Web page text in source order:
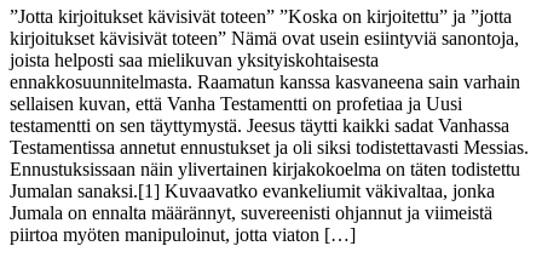
”Jotta kirjoitukset kävisivät toteen” ”Koska on kirjoitettu” ja ”jotta
kirjoitukset kävisivät toteen” Nämä ovat usein esiintyviä sanontoja,
joista helposti saa mielikuvan yksityiskohtaisesta
ennakkosuunnitelmasta. Raamatun kanssa kasvaneena sain varhain
sellaisen kuvan, että Vanha Testamentti on profetiaa ja Uusi
testamentti on sen täyttymystä. Jeesus täytti kaikki sadat Vanhassa
Testamentissa annetut ennustukset ja oli siksi todistettavasti Messias.
Ennustuksissaan näin ylivertainen kirjakokoelma on täten todistettu
Jumalan sanaksi.[1] Kuvaavatko evankeliumit väkivaltaa, jonka
Jumala on ennalta määrännyt, suvereenisti ohjannut ja viimeistä
piirtoa myöten manipuloinut, jotta viaton […]